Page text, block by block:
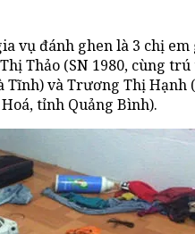
vụ đánh ghen là 3 chị
Thảo (SN 1980, cùng
và Trương Thị Hạnh
tỉnh Quảng Bình).